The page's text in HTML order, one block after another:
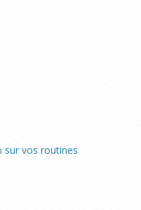
sur vos routines